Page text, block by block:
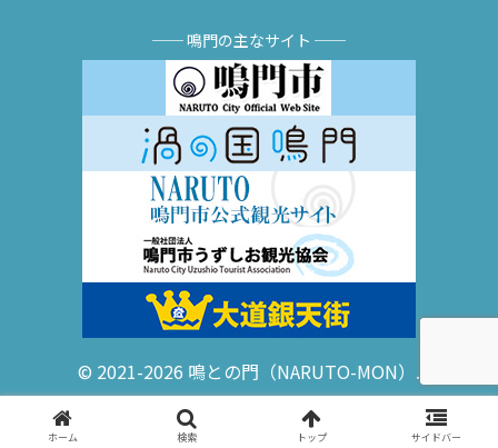
── 鳴門の主なサイト ──
© 2021-2026 鳴との門（NARUTO-MON）.
ホーム 検索 トップ サイドバー